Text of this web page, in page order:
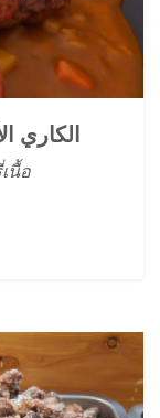
الكاري
นื้อ